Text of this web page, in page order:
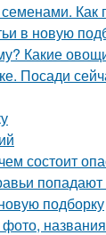
Как
в новую
Какие
Посади
состоит
подборку